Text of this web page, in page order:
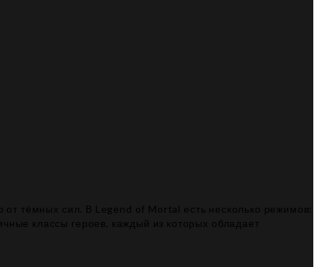
тёмных сил. В Legend of Mortal есть несколько режимов:
классы героев, каждый из которых обладает